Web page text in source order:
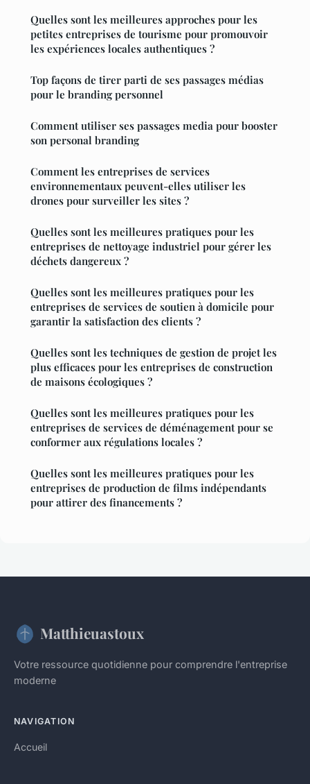
Quelles sont les meilleures approches pour les
petites entreprises de tourisme pour promouvoir
les expériences locales authentiques ?
Top façons de tirer parti de ses passages médias
pour le branding personnel
Comment utiliser ses passages media pour booster
son personal branding
Comment les entreprises de services
environnementaux peuvent-elles utiliser les
drones pour surveiller les sites ?
Quelles sont les meilleures pratiques pour les
entreprises de nettoyage industriel pour gérer les
déchets dangereux ?
Quelles sont les meilleures pratiques pour les
entreprises de services de soutien à domicile pour
garantir la satisfaction des clients ?
Quelles sont les techniques de gestion de projet les
plus efficaces pour les entreprises de construction
de maisons écologiques ?
Quelles sont les meilleures pratiques pour les
entreprises de services de déménagement pour se
conformer aux régulations locales ?
Quelles sont les meilleures pratiques pour les
entreprises de production de films indépendants
pour attirer des financements ?
Matthieuastoux
Votre ressource quotidienne pour comprendre l'entreprise
moderne
NAVIGATION
Accueil